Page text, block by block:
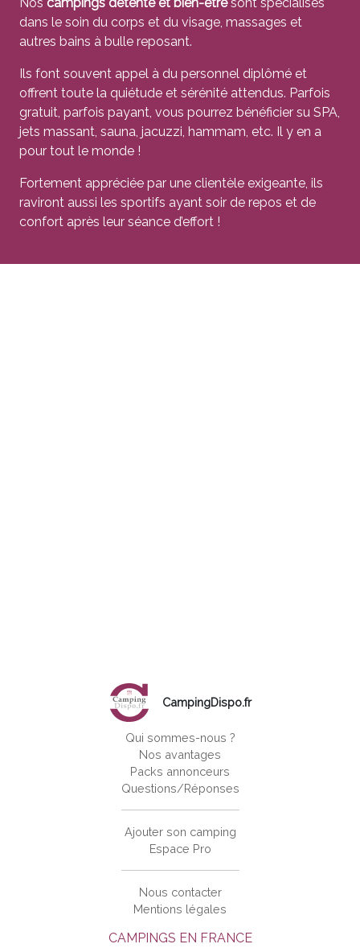
dans le soin du corps et du visage, massages et
autres bains à bulle reposant.
Ils font souvent appel à du personnel diplômé et
offrent toute la quiétude et sérénité attendus. Parfois
gratuit, parfois payant, vous pourrez bénéficier su SPA,
jets massant, sauna, jacuzzi, hammam, etc. Il y en a
pour tout le monde !
Fortement appréciée par une clientèle exigeante, ils
raviront aussi les sportifs ayant soir de repos et de
confort après leur séance d’effort !
CAMPINGS EN FRANCE
CampingDispo.fr
Qui sommes-nous ?
Nos avantages
Packs annonceurs
Questions/Réponses
Ajouter son camping
Espace Pro
Nous contacter
Mentions légales